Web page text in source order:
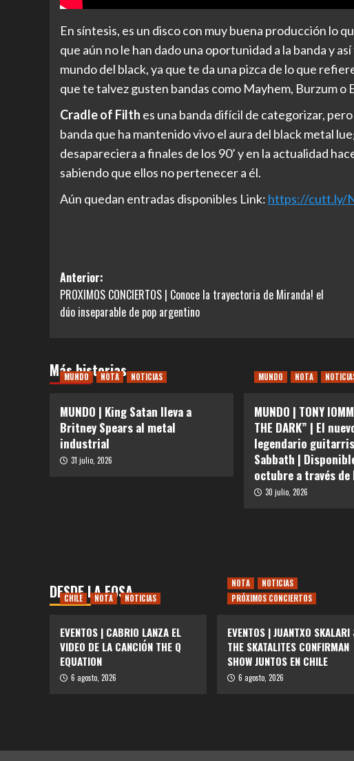
En síntesis, es un disco con muy buena producción lo
que aún no le han dado una oportunidad a la banda y
mundo del black, ya que te da una pizca de lo que
que te talvez gusten bandas como Mayhem, Burzum o
Cradle of Filth es una banda difícil de categorizar,
banda que ha mantenido vivo el aura del black metal
desapareciera a finales de los 90’ y en la actualidad
sabiendo que ellos no pertenecer a él.
Aún quedan entradas disponibles Link: https://cutt.ly/
Navegación
de
entradas
Anterior:
PROXIMOS CONCIERTOS | Conoce la trayectoria de Miranda! el
dúo inseparable de pop argentino
Más historias
MUNDO NOTA NOTICIAS
MUNDO | King Satan lleva a
Britney Spears al metal
industrial
31 julio, 2026
MUNDO NOTA
MUNDO | TONY
THE DARK” | El
legendario
Sabbath |
octubre a través de
30 julio, 2026
DESDE LA FOSA
CHILE NOTA NOTICIAS
EVENTOS | CABRIO LANZA EL
VIDEO DE LA CANCIÓN THE Q
EQUATION
6 agosto, 2026
NOTA
NOTICIAS
PRÓXIMOS CONCIERTOS
EVENTOS | JUANTXO SKALARI
THE SKATALITES CONFIRMAN
SHOW JUNTOS EN CHILE
6 agosto, 2026